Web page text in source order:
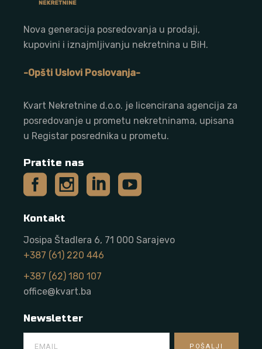
Nova generacija posredovanja u prodaji,
kupovini i iznajmljivanju nekretnina u BiH.
-Opšti Uslovi Poslovanja-
Kvart Nekretnine d.o.o. je licencirana agencija za
posredovanje u prometu nekretninama, upisana
u Registar posrednika u prometu.
Pratite nas
Kontakt
Josipa Štadlera 6, 71 000 Sarajevo
+387 (61) 220 446
+387 (62) 180 107
office@kvart.ba
Newsletter